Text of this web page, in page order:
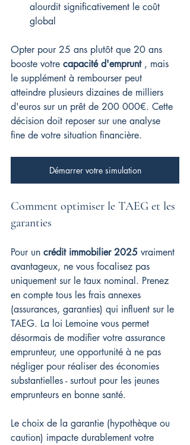
alourdit significativement le coût
global
Opter pour 25 ans plutôt que 20 ans
booste votre capacité d'emprunt , mais
le supplément à rembourser peut
atteindre plusieurs dizaines de milliers
d'euros sur un prêt de 200 000€. Cette
décision doit reposer sur une analyse
fine de votre situation financière.
Démarrer votre simulation
Comment optimiser le TAEG et les
garanties
Pour un crédit immobilier 2025 vraiment
avantageux, ne vous focalisez pas
uniquement sur le taux nominal. Prenez
en compte tous les frais annexes
(assurances, garanties) qui influent sur le
TAEG. La loi Lemoine vous permet
désormais de modifier votre assurance
emprunteur, une opportunité à ne pas
négliger pour réaliser des économies
substantielles - surtout pour les jeunes
emprunteurs en bonne santé.
Le choix de la garantie (hypothèque ou
caution) impacte durablement votre